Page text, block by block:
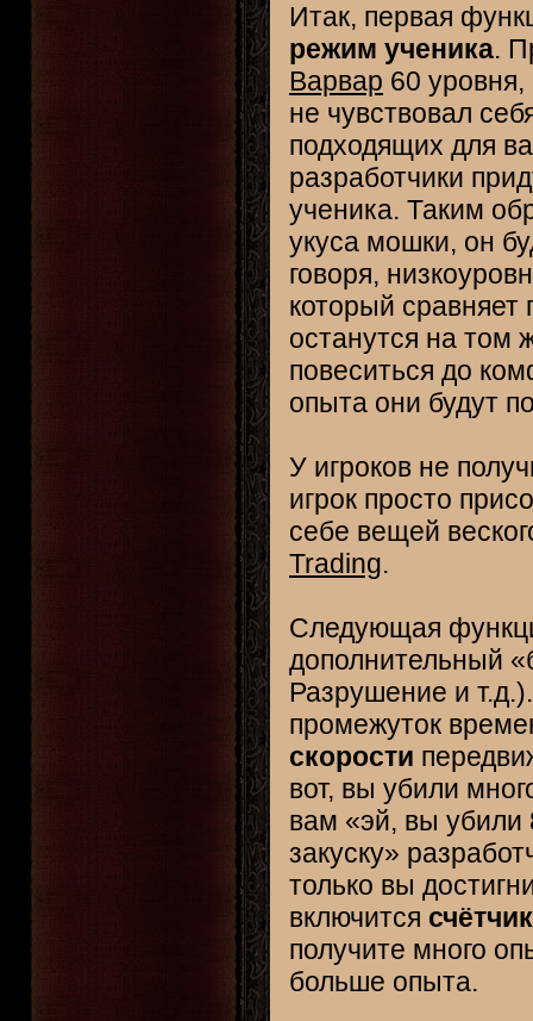
Итак, первая
режим ученика.
Варвар 60
не чувствовал
подходящих для
разработчики
ученика. Таким
укуса мошки, он
говоря,
который сравняет
останутся на том
повеситься до
опыта они будут
У игроков не
игрок просто
себе вещей
Trading.
Следующая
дополнительный
Разрушение и
промежуток
скорости
вот, вы убили
вам «эй, вы убили
закуску»
только вы
включится счётчик
получите много
больше опыта.